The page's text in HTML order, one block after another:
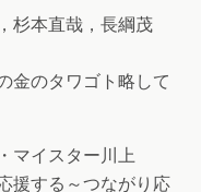
杉本直哉，長綱茂
金のタワゴト略して
マイスター川上
援する～つながり応